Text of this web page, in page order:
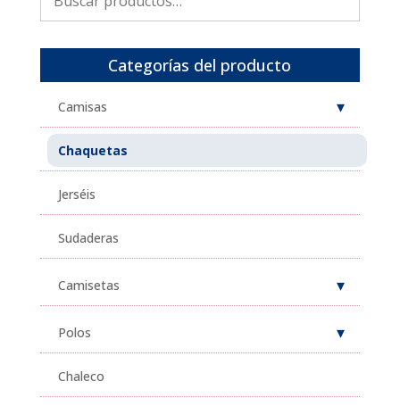
por:
Categorías del producto
Camisas
Chaquetas
Jerséis
Sudaderas
Camisetas
Polos
Chaleco